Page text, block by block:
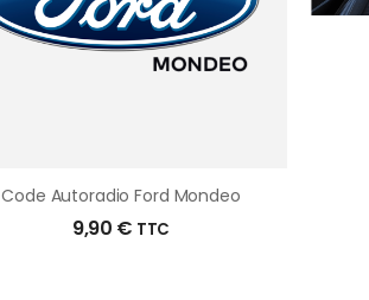
Code Autoradio Ford Mondeo
9,90 € TTC